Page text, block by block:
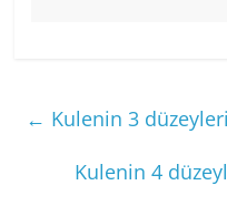
← Kulenin 3
Kulenin 4